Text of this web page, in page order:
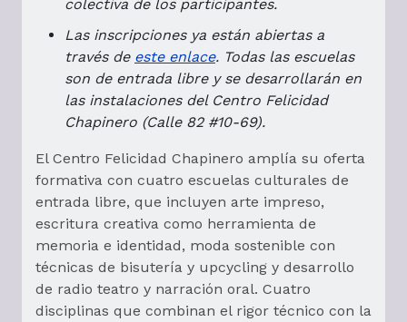
colectiva de los participantes.
Las inscripciones ya están abiertas a
través de este enlace. Todas las escuelas
son de entrada libre y se desarrollarán en
las instalaciones del Centro Felicidad
Chapinero (Calle 82 #10-69).
El Centro Felicidad Chapinero amplía su oferta
formativa con cuatro escuelas culturales de
entrada libre, que incluyen arte impreso,
escritura creativa como herramienta de
memoria e identidad, moda sostenible con
técnicas de bisutería y upcycling y desarrollo
de radio teatro y narración oral. Cuatro
disciplinas que combinan el rigor técnico con la